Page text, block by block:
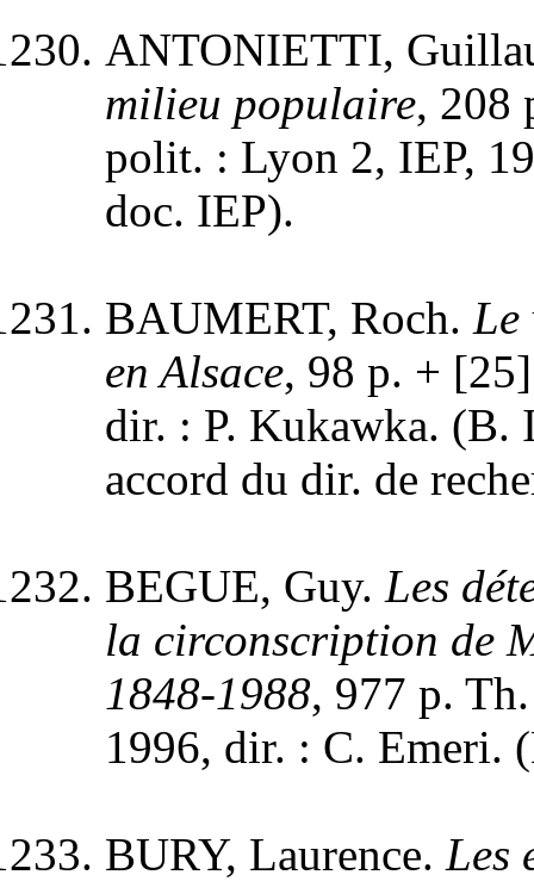
ANTONIETTI,
milieu populaire, 208
polit. : Lyon 2, IEP,
doc. IEP).
BAUMERT, Roch. Le
en Alsace, 98 p. +
dir. : P. Kukawka. (B.
accord du dir. de
BEGUE, Guy. Les
la circonscription de
1848-1988, 977 p.
1996, dir. : C. Emeri.
BURY, Laurence. Les